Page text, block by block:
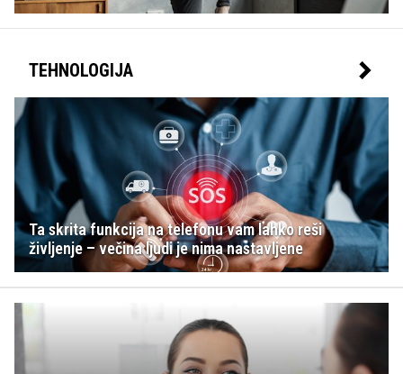
TEHNOLOGIJA
Ta skrita funkcija na telefonu vam lahko reši
življenje – večina ljudi je nima nastavljene